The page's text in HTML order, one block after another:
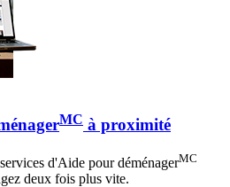
MC à proximité
d'Aide pour déménagerMC
deux fois plus vite.